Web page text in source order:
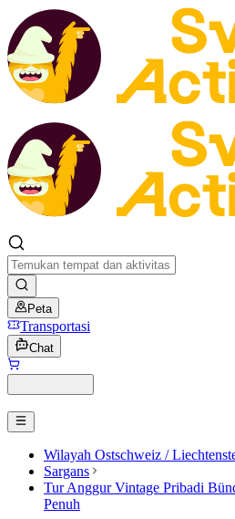
Peta
Transportasi
Chat
Wilayah Ostschweiz /
Sargans
Tur Anggur Vintage Pribadi
Penuh